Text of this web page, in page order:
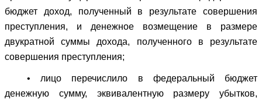
бюджет доход, полученный в результате совершения
преступления, и денежное возмещение в размере
двукратной суммы дохода, полученного в результате
совершения преступления;
• лицо перечислило в федеральный бюджет
денежную сумму, эквивалентную размеру убытков,